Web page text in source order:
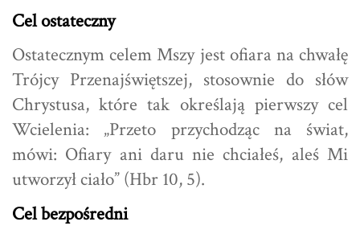
Cel ostateczny
Ostatecznym celem Mszy jest ofiara na chwałę
Trójcy Przenajświętszej, stosownie do słów
Chrystusa, które tak określają pierwszy cel
Wcielenia: „Przeto przychodząc na świat,
mówi: Ofiary ani daru nie chciałeś, aleś Mi
utworzył ciało” (Hbr 10, 5).
Cel bezpośredni